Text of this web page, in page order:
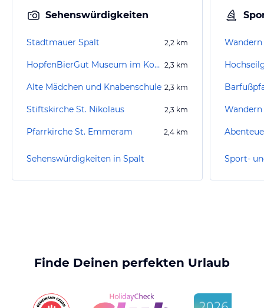
Sehenswürdigkeiten
Stadtmauer Spalt 2,2 km
HopfenBierGut Museum im Kornhaus Spalt 2,3 km
Alte Mädchen und Knabenschule 2,3 km
Stiftskirche St. Nikolaus 2,3 km
Pfarrkirche St. Emmeram 2,4 km
Sehenswürdigkeiten in Spalt Sport-
Finde Deinen perfekten Urlaub